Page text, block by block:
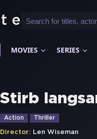
MOVIES SERIES
Stirb
Action Thriller
Director: Len Wiseman